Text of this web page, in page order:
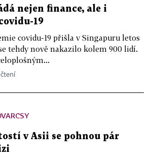
nejen finance, ale i
19
covidu-19 přišla v Singapuru letos
tehdy nově nakazilo kolem 900 lidí.
v Asii se pohnou pár